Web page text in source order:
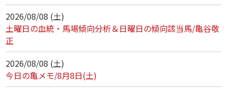
2026/08/08 (土)
土曜日の血統・馬場傾向分析＆日曜日の傾向該当馬/亀谷敬
正
2026/08/08 (土)
今日の亀メモ/8月8日(土)